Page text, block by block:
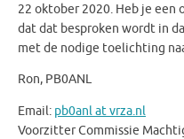
22 oktober 2020. Heb je een
dat dat besproken wordt in
met de nodige toelichting
Ron, PB0ANL
Email: pb0anl at vrza.nl
Voorzitter Commissie